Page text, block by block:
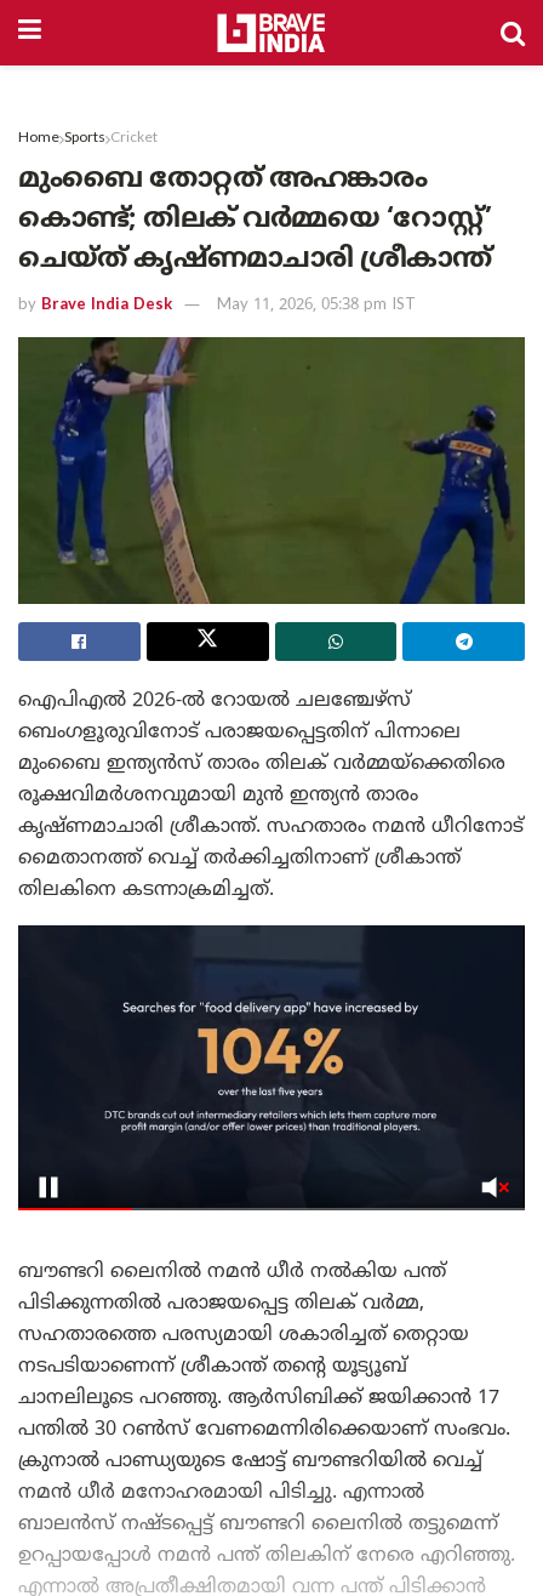
Home Sports Cricket
മുംബൈ തോറ്റത് അഹങ്കാരം
കൊണ്ട്; തിലക് വർമ്മയെ ‘റോസ്റ്റ്’
ചെയ്ത് കൃഷ്ണമാചാരി ശ്രീകാന്ത്
by Brave India Desk May 11, 2026, 05:38 pm IST
ഐപിഎൽ 2026-ൽ റോയൽ ചലഞ്ചേഴ്സ്
ബെംഗളൂരുവിനോട് പരാജയപ്പെട്ടതിന് പിന്നാലെ
മുംബൈ ഇന്ത്യൻസ് താരം തിലക് വർമ്മയ്‌ക്കെതിരെ
രൂക്ഷവിമർശനവുമായി മുൻ ഇന്ത്യൻ താരം
കൃഷ്ണമാചാരി ശ്രീകാന്ത്. സഹതാരം നമൻ ധീറിനോട്
മൈതാനത്ത് വെച്ച് തർക്കിച്ചതിനാണ് ശ്രീകാന്ത്
തിലകിനെ കടന്നാക്രമിച്ചത്.
ബൗണ്ടറി ലൈനിൽ നമൻ ധീർ നൽകിയ പന്ത്
പിടിക്കുന്നതിൽ പരാജയപ്പെട്ട തിലക് വർമ്മ,
സഹതാരത്തെ പരസ്യമായി ശകാരിച്ചത് തെറ്റായ
നടപടിയാണെന്ന് ശ്രീകാന്ത് തന്റെ യൂട്യൂബ്
ചാനലിലൂടെ പറഞ്ഞു. ആർസിബിക്ക് ജയിക്കാൻ 17
പന്തിൽ 30 റൺസ് വേണമെന്നിരിക്കെയാണ് സംഭവം.
ക്രുനാൽ പാണ്ഡ്യയുടെ ഷോട്ട് ബൗണ്ടറിയിൽ വെച്ച്
നമൻ ധീർ മനോഹരമായി പിടിച്ചു. എന്നാൽ
ബാലൻസ് നഷ്ടപ്പെട്ട് ബൗണ്ടറി ലൈനിൽ തട്ടുമെന്ന്
ഉറപ്പായപ്പോൾ നമൻ പന്ത് തിലകിന് നേരെ എറിഞ്ഞു.
എന്നാൽ അപ്രതീക്ഷിതമായി വന്ന പന്ത് പിടിക്കാൻ